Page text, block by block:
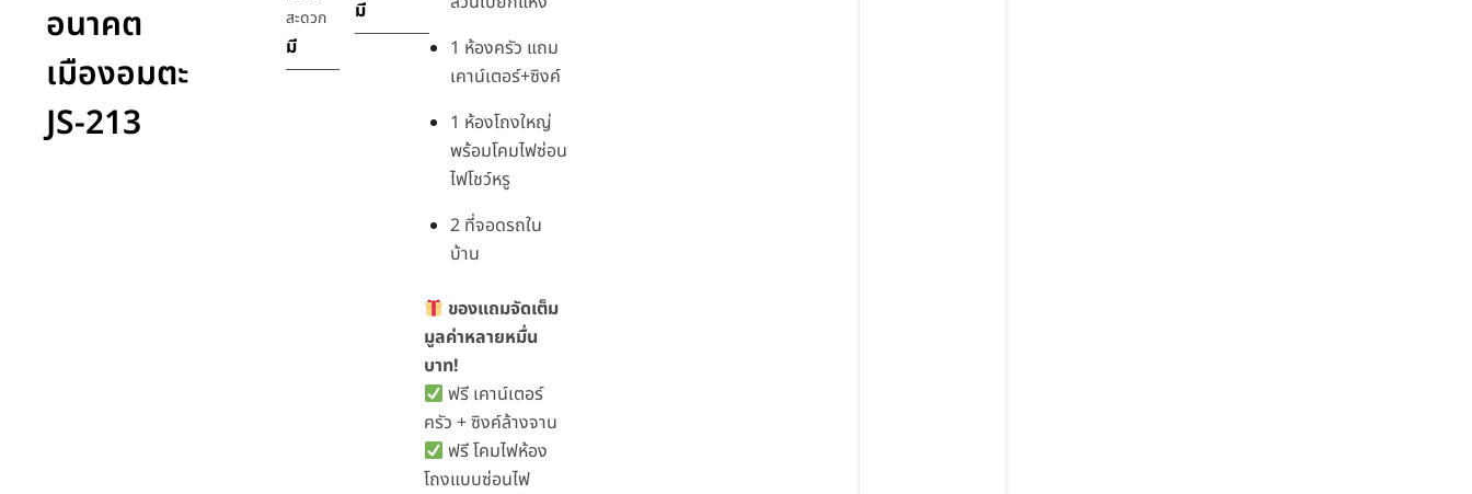
อนาคต
เมืองอมตะ
JS-213
สะดวก
มี
มี
1 ห้องครัว แถม
เคาน์เตอร์+ซิงค์
1 ห้องโถงใหญ่
พร้อมโคมไฟซ่อน
ไฟโชว์หรู
2 ที่จอดรถใน
บ้าน
ของแถมจัดเต็ม
มูลค่าหลายหมื่น
บาท!
ฟรี เคาน์เตอร์
ครัว + ซิงค์ล้างจาน
ฟรี โคมไฟห้อง
โถงแบบซ่อนไฟ